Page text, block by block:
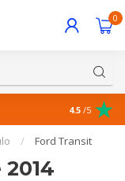
0
¡Excelente
4.5 /5
/ Ford Transit